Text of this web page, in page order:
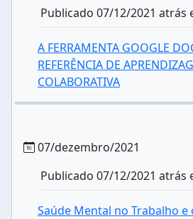
Publicado 07/12/2021 atrás
A FERRAMENTA GOOGLE
REFERÊNCIA DE
COLABORATIVA
07/dezembro/2021
Publicado 07/12/2021 atrás
Saúde Mental no Trabalho e